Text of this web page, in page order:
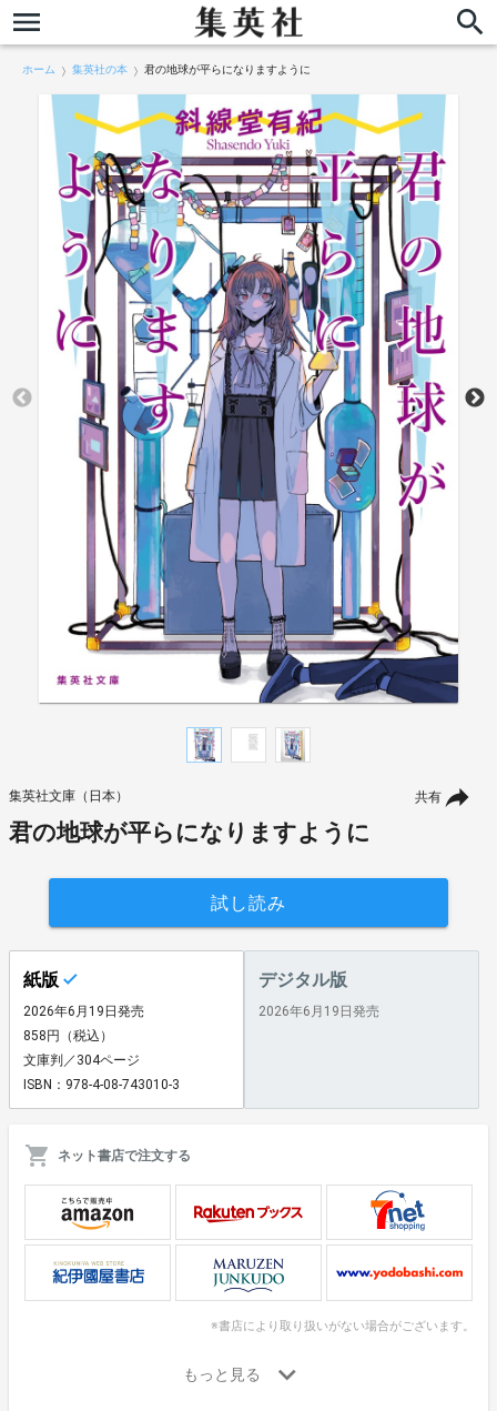
ホーム 集英社の本 君の地球が平らになりますように
共有
集英社文庫（日本）
君の地球が平らになりますように
試し読み
紙版
2026年6月19日発売
858円（税込）
文庫判／304ページ
ISBN：978-4-08-743010-3
デジタル版
2026年6月19日発売
ネット書店で注文する
※書店により取り扱いがない場合がございます。